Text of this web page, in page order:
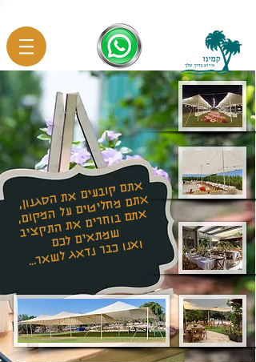
אתם קובעים את הסגנון,
אתם מחליטים על המקום,
אתם בוחרים את התקציב שמתאים לכם
ואנו כבר נדאג לשאר...